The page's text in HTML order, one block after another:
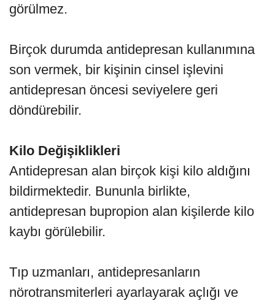
görülmez.
Birçok durumda antidepresan kullanımına
son vermek, bir kişinin cinsel işlevini
antidepresan öncesi seviyelere geri
döndürebilir.
Kilo Değişiklikleri
Antidepresan alan birçok kişi kilo aldığını
bildirmektedir. Bununla birlikte,
antidepresan bupropion alan kişilerde kilo
kaybı görülebilir.
Tıp uzmanları, antidepresanların
nörotransmiterleri ayarlayarak açlığı ve